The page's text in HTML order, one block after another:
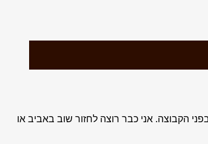
פרשו בפני הקבוצה. אני כבר רוצה לחזור שוב באביב או